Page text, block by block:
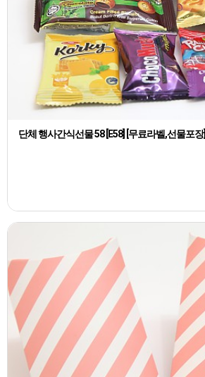
단체 행사간식선물 58 [E58] [무료라벨,선물포장]